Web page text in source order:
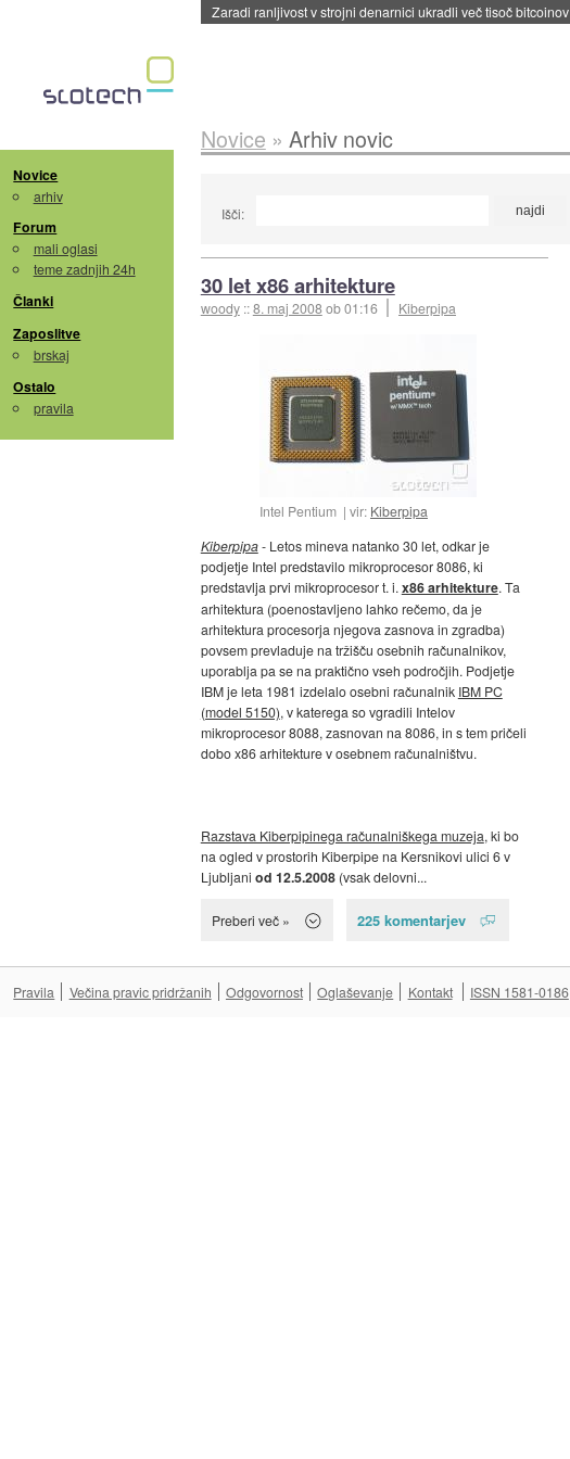
Zaradi ranljivost v strojni denarnici ukradli več tisoč bitcoinov
Novice
arhiv
Forum
mali oglasi
teme zadnjih 24h
Članki
Zaposlitve
brskaj
Ostalo
pravila
Novice » Arhiv novic
Išči:
30 let x86 arhitekture
woody ::8. maj 2008ob 01:16 Kiberpipa
Intel Pentium vir: Kiberpipa
Kiberpipa- Letos mineva natanko 30 let, odkar je
podjetje Intel predstavilo mikroprocesor 8086, ki
predstavlja prvi mikroprocesor t. i. x86 arhitekture. Ta
arhitektura (poenostavljeno lahko rečemo, da je
arhitektura procesorja njegova zasnova in zgradba)
povsem prevladuje na tržišču osebnih računalnikov,
uporablja pa se na praktično vseh področjih. Podjetje
IBM je leta 1981 izdelalo osebni računalnik IBM PC
(model 5150), v katerega so vgradili Intelov
mikroprocesor 8088, zasnovan na 8086, in s tem pričeli
dobo x86 arhitekture v osebnem računalništvu.
Razstava Kiberpipinega računalniškega muzeja, ki bo
na ogled v prostorih Kiberpipe na Kersnikovi ulici 6 v
Ljubljani od 12.5.2008(vsak delovni...
Preberi več » 225 komentarjev
Pravila Večina pravic pridržanih Odgovornost Oglaševanje Kontakt ISSN 1581-0186